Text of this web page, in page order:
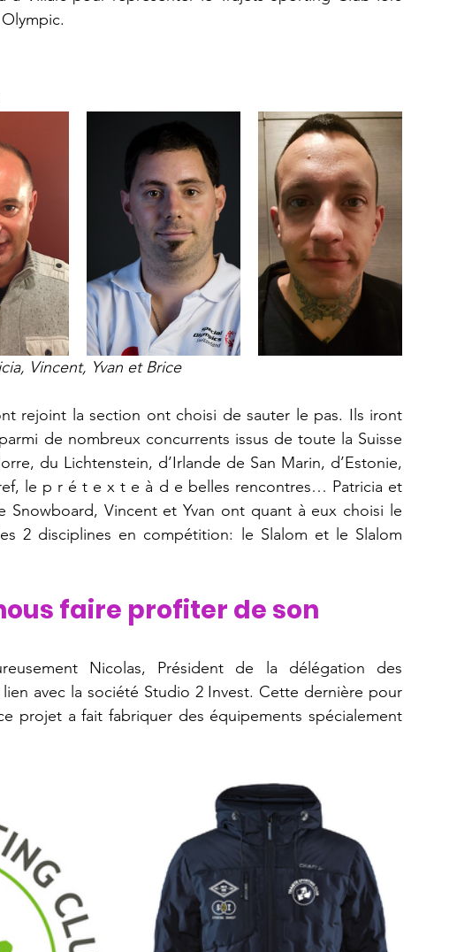
Vincent, Yvan et Brice
rejoint la section ont choisi de sauter le pas. Ils iront
de nombreux concurrents issus de toute la Suisse
du Lichtenstein, d’Irlande de San Marin, d’Estonie,
le p r é t e x t e à d e belles rencontres… Patricia et
Snowboard, Vincent et Yvan ont quant à eux choisi le
2 disciplines en compétition: le Slalom et le Slalom
faire profiter de son
Nicolas, Président de la délégation des
avec la société Studio 2 Invest. Cette dernière pour
projet a fait fabriquer des équipements spécialement